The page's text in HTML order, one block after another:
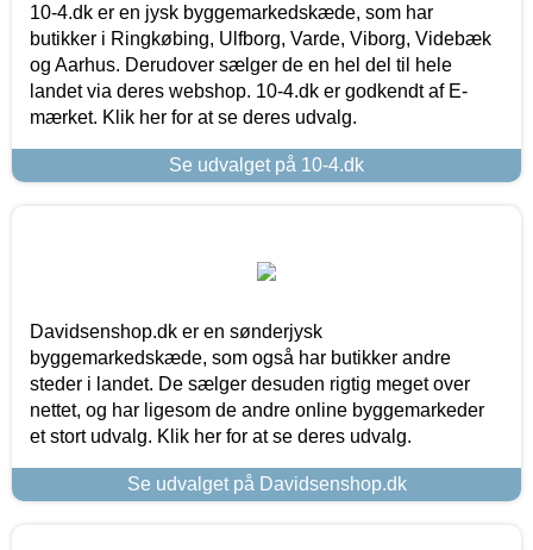
10-4.dk er en jysk byggemarkedskæde, som har
butikker i Ringkøbing, Ulfborg, Varde, Viborg, Videbæk
og Aarhus. Derudover sælger de en hel del til hele
landet via deres webshop. 10-4.dk er godkendt af E-
mærket. Klik her for at se deres udvalg.
Se udvalget på 10-4.dk
Davidsenshop.dk er en sønderjysk
byggemarkedskæde, som også har butikker andre
steder i landet. De sælger desuden rigtig meget over
nettet, og har ligesom de andre online byggemarkeder
et stort udvalg. Klik her for at se deres udvalg.
Se udvalget på Davidsenshop.dk